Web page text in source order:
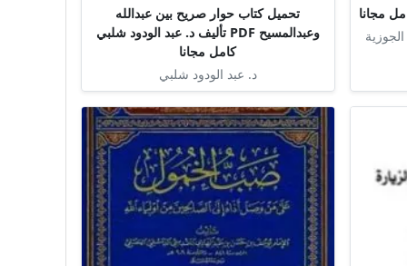
تحميل كتاب حوار صريح بين عبدالله
وعبدالمسيح PDF تأليف د. عبد الودود شلبي
كامل مجانا
د. عبد الودود شلبي